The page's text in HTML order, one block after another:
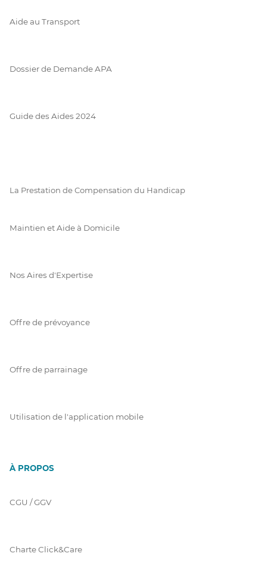
Aide au Transport
Dossier de Demande APA
Guide des Aides 2024
La Prestation de Compensation du Handicap
Maintien et Aide à Domicile
Nos Aires d'Expertise
Offre de prévoyance
Offre de parrainage
Utilisation de l'application mobile
À PROPOS
CGU / GGV
Charte Click&Care